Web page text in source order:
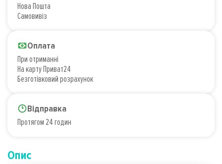
Нова Пошта
Самовивіз
Оплата
При отриманні
На карту Приват24
Безготівковий розрахунок
Відправка
Протягом 24 годин
Опис